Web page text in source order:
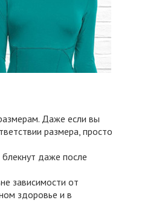
Даже если вы
размера, просто
даже после
зависимости от
здоровье и в